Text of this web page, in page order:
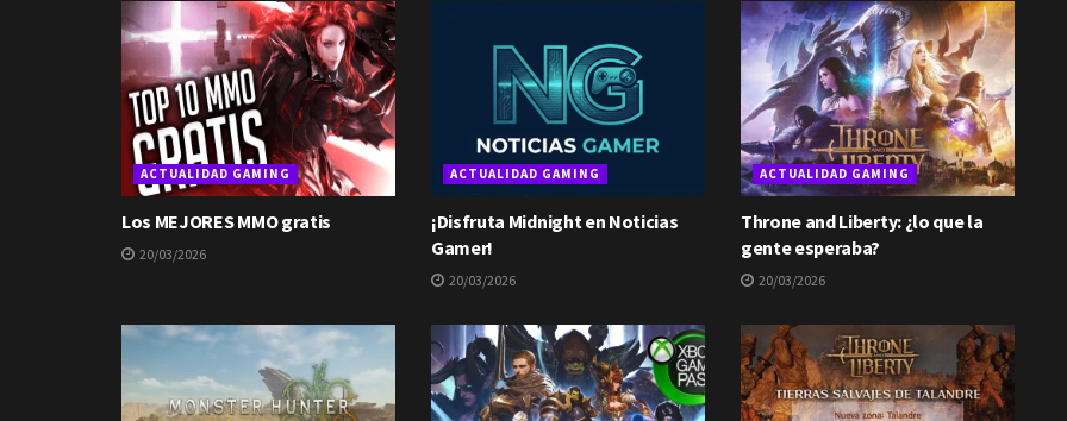
ACTUALIDAD GAMING
Los MEJORES MMO gratis
20/03/2026
ACTUALIDAD GAMING
¡Disfruta Midnight en Noticias
Gamer!
20/03/2026
ACTUALIDAD GAMING
Throne and Liberty: ¿lo que la
gente esperaba?
20/03/2026